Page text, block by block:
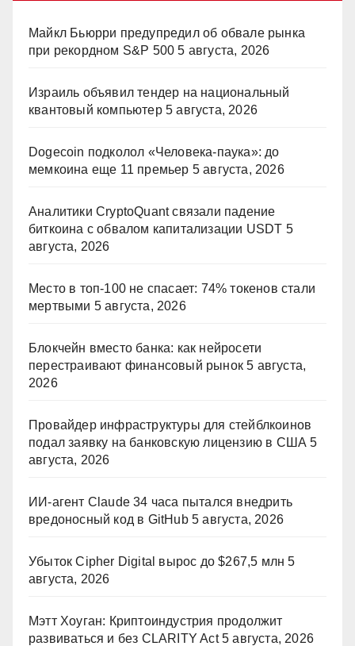
Майкл Бьюрри предупредил об обвале рынка
при рекордном S&P 500 5 августа, 2026
Израиль объявил тендер на национальный
квантовый компьютер 5 августа, 2026
Dogecoin подколол «Человека-паука»: до
мемкоина еще 11 премьер 5 августа, 2026
Аналитики CryptoQuant связали падение
биткоина с обвалом капитализации USDT 5
августа, 2026
Место в топ-100 не спасает: 74% токенов стали
мертвыми 5 августа, 2026
Блокчейн вместо банка: как нейросети
перестраивают финансовый рынок 5 августа,
2026
Провайдер инфраструктуры для стейблкоинов
подал заявку на банковскую лицензию в США 5
августа, 2026
ИИ-агент Claude 34 часа пытался внедрить
вредоносный код в GitHub 5 августа, 2026
Убыток Cipher Digital вырос до $267,5 млн 5
августа, 2026
Мэтт Хоуган: Криптоиндустрия продолжит
развиваться и без CLARITY Act 5 августа, 2026